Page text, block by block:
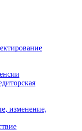
изменение,